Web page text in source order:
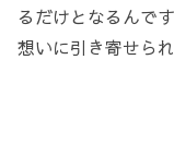
るだけとなるんで
想いに引き寄せら